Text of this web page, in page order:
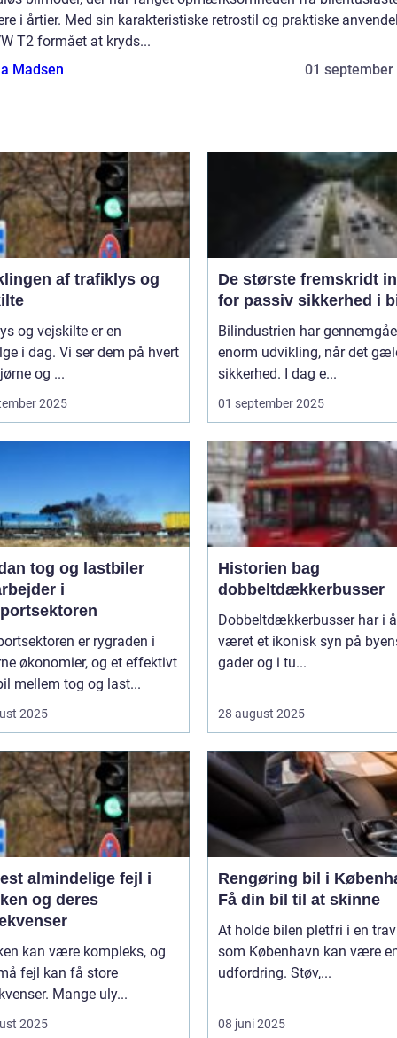
i årtier. Med sin karakteristiske retrostil og praktiske
T2 formået at kryds...
Madsen
01 september
af trafiklys og
og vejskilte er en
i dag. Vi ser dem på hvert
og ...
2025
De største fremskridt
for passiv sikkerhed i
Bilindustrien har
enorm udvikling, når det
sikkerhed. I dag e...
01 september 2025
tog og lastbiler
i
er rygraden i
økonomier, og et effektivt
mellem tog og last...
2025
Historien bag
dobbeltdækkerbusser
Dobbeltdækkerbusser har i
været et ikonisk syn på
gader og i tu...
28 august 2025
almindelige fejl i
og deres
kan være kompleks, og
fejl kan få store
Mange uly...
2025
Rengøring bil i
Få din bil til at skinne
At holde bilen pletfri i en
som København kan være
udfordring. Støv,...
08 juni 2025